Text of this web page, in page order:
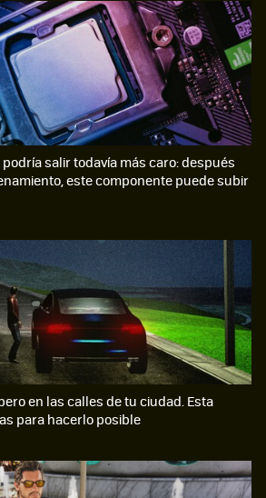
salir todavía más caro: después
este componente puede subir
en las calles de tu ciudad. Esta
para hacerlo posible